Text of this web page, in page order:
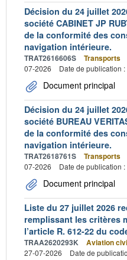
Décision du 24 juillet
société CABINET JP
de la conformité des
navigation intérieure.
TRAT2616606S Transports
07-2026
Date de publication
Document principal
Décision du 24 juillet
société BUREAU
de la conformité des
navigation intérieure.
TRAT2618761S Transports
07-2026
Date de publication
Document principal
Liste du 27 juillet 2026
remplissant les critères
l’article R. 612-22 du
TRAA2620293K Aviation
27-07-2026
Date de